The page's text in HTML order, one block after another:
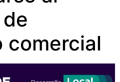
comercial